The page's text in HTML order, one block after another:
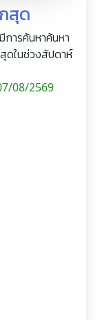
สุด
ารค้นหาค้นหา
ดในช่วงสัปดาห์
08/2569